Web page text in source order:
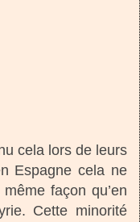
cela lors de leurs
Espagne cela ne
façon qu’en
Cette minorité